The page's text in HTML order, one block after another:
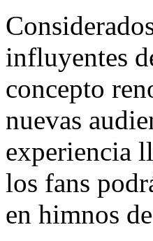
influyentes
concepto
nuevas
experiencia
los fans
en himnos